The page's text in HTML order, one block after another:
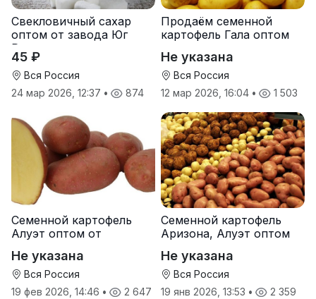
Свекловичный сахар
оптом от завода Юг
Руси
45 ₽
Вся Россия
24 мар 2026, 12:37 • 874
Продаём семенной
картофель Гала оптом
Не указана
Вся Россия
12 мар 2026, 16:04 • 1 503
Семенной картофель
Алуэт оптом от
Не указана
Вся Россия
19 фев 2026, 14:46 • 2 647
Семенной картофель
Аризона, Алуэт оптом
Не указана
Вся Россия
19 янв 2026, 13:53 • 2 359